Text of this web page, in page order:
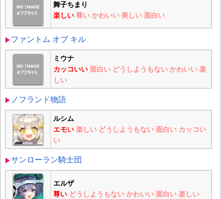
舞子ちまり
楽しい 尊い かわいい 美しい 面白い
ファントム オブ キル
ミウナ
カッコいい 面白い どうしようもない かわいい 楽
しい
ノフランド物語
ルシム
エモい 楽しい どうしようもない 面白い カッコい
い
サンローラン騎士団
エルザ
尊い どうしようもない かわいい 面白い 楽しい